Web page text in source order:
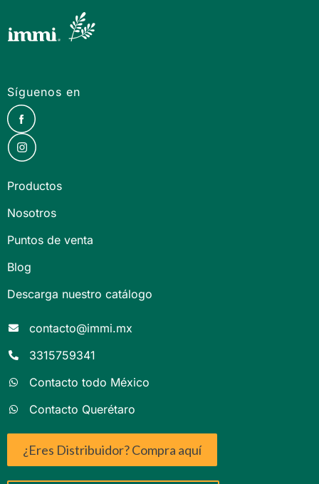
Síguenos en
Productos
Nosotros
Puntos de venta
Blog
Descarga nuestro catálogo
contacto@immi.mx
3315759341
Contacto todo México
Contacto Querétaro
¿Eres Distribuidor? Compra aquí